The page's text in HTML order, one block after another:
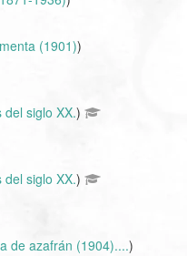
(1901))
del siglo XX.)
del siglo XX.)
de azafrán (1904)....)